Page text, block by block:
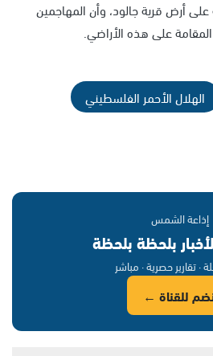
على أرض قرية جالود، وأن المهاجمين
على هذه الأراضي.
الهلال الأحمر الفلسطيني
إذاعة الشمس
بلحظة بلحظة
· تقارير حصرية · مباشر
للقناة ←